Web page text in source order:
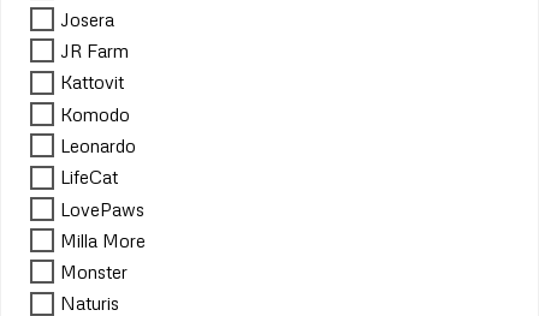
Josera
JR Farm
Kattovit
Komodo
Leonardo
LifeCat
LovePaws
Milla More
Monster
Naturis